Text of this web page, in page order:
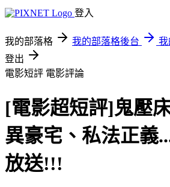
登入
我的部落格 我的部落格後台
我
登出
電影短評 電影評論
[電影超短評]鬼壓
異豪宅、私法正義
放送!!!